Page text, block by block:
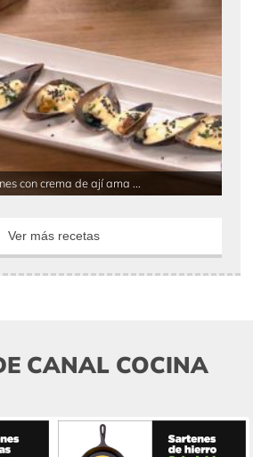
con crema de ají ama ...
Ver más recetas
CANAL COCINA